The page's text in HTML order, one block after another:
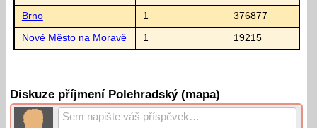
Brno 1 376877
Nové Město na Moravě 1 19215
Diskuze příjmení Polehradský (mapa)